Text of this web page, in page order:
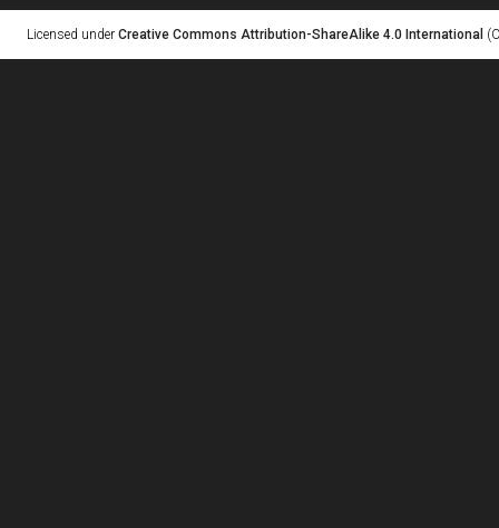
Licensed under Creative Commons Attribution-ShareAlike 4.0 International